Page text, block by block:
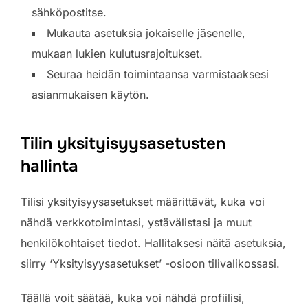
sähköpostitse.
Mukauta asetuksia jokaiselle jäsenelle,
mukaan lukien kulutusrajoitukset.
Seuraa heidän toimintaansa varmistaaksesi
asianmukaisen käytön.
Tilin yksityisyysasetusten
hallinta
Tilisi yksityisyysasetukset määrittävät, kuka voi
nähdä verkkotoimintasi, ystävälistasi ja muut
henkilökohtaiset tiedot. Hallitaksesi näitä asetuksia,
siirry ‘Yksityisyysasetukset’ -osioon tilivalikossasi.
Täällä voit säätää, kuka voi nähdä profiilisi,